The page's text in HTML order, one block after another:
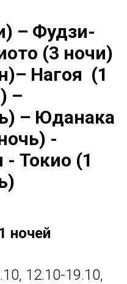
– Фудзи-
(3 ночи)
Нагоя (1
–
– Юданака
-
- Токио (1
ночей
12.10-19.10,